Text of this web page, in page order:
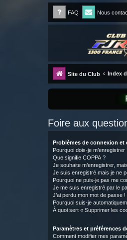
FAQ Nous
Site du Club Index
Foire aux
Problèmes de connexion et
Pourquoi dois-je m’enregistrer
Que signifie COPPA ?
Je souhaite m’enregistrer,
Je suis enregistré mais je ne
Pourquoi ne puis-je pas me
Je me suis enregistré par le
J’ai perdu mon mot de passe !
Pourquoi suis-je
À quoi sert « Supprimer les
Paramètres et préférences
Comment modifier mes